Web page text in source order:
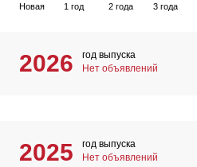
Новая 1 год 2 года 3 года
2026
год выпуска
Нет объявлений
2025
год выпуска
Нет объявлений